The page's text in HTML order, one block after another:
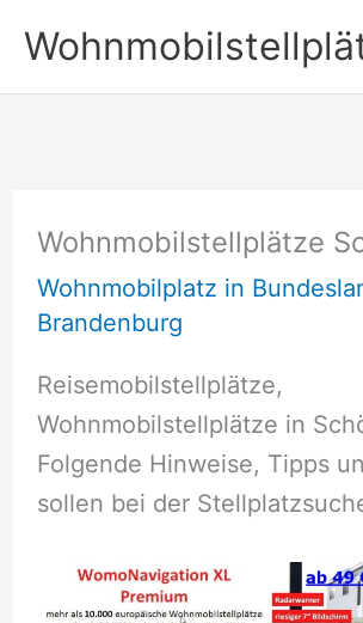
Inhalt
springen
Wohnmobilstellplätze
Wohnmobilplatz in
Brandenburg
Reisemobilstellplätze,
Wohnmobilstellplätze in
Folgende Hinweise, Tipps
sollen bei der